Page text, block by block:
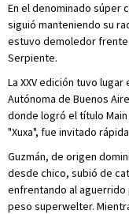
En el denominado súper
siguió manteniendo su
estuvo demoledor frente
Serpiente.
La XXV edición tuvo
Autónoma de Buenos
donde logró el título
"Xuxa", fue invitado
Guzmán, de origen
desde chico, subió de
enfrentando al aguerrido
peso superwelter.